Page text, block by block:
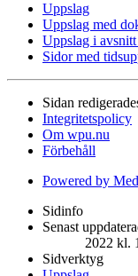
Uppslag
Uppslag med
Uppslag i
Sidor med
Sidan
Integritetspolicy
Om wpu.nu
Förbehåll
Powered by
Sidinfo
Senast
2022 kl.
Sidverktyg